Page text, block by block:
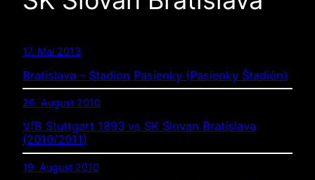
17. Mai 2013
Bratislava – Stadion Pasienky (Pasienky Štadión)
26. August 2010
VfB Stuttgart 1893 vs SK Slovan Bratislava
(2010/2011)
19. August 2010